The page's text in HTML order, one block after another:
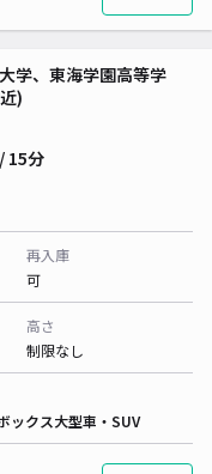
学、東海学園高等学
)
15分
再入庫
可
高さ
制限なし
ックス大型車・SUV